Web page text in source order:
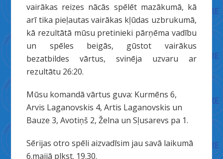
vairākas reizes nācās spēlēt mazākumā, kā
arī tika pieļautas vairākas kļūdas uzbrukumā,
kā rezultātā mūsu pretinieki pārņēma vadību
un spēles beigās, gūstot vairākus
bezatbildes vārtus, svinēja uzvaru ar
rezultātu 26:20.
Mūsu komandā vārtus guva: Kurmēns 6,
Arvis Laganovskis 4, Artis Laganovskis un
Bauze 3, Avotiņš 2, Želna un Sļusarevs pa 1.
Sērijas otro spēli aizvadīsim jau savā laikumā
6.maijā plkst. 19.30.